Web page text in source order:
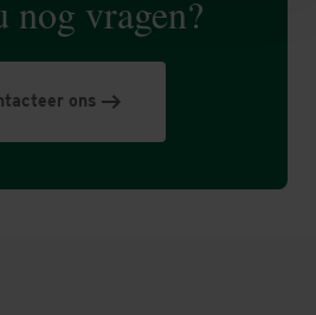
nog vragen?
ons